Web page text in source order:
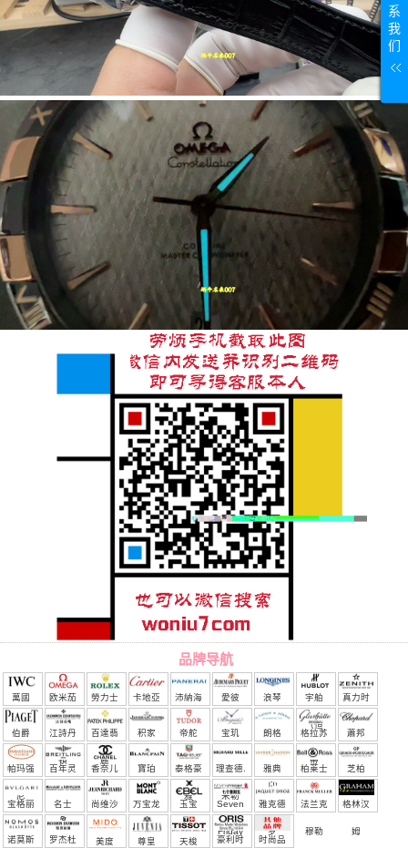
品牌导航
萬國 欧米茄 勞力士 卡地亞 沛納海 愛彼 浪琴 宇舶
（恒
宝）
真力时
伯爵 江詩丹
頓
百達翡
麗
积家 帝舵 宝玑 朗格 格拉苏
蒂
蕭邦
帕玛强
尼
百年灵 香奈儿 寶珀 泰格豪
雅
理查德.
米勒
雅典 柏莱士 芝柏
宝格丽 名士 尚维沙 万宝龙 玉宝 Seven
Friday
雅克德
罗
法兰克
穆勒
格林汉
姆
诺莫斯
罗杰杜 美度 尊皇 天梭 豪利时 时尚品
系
我
们